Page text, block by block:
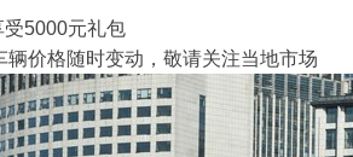
5000元礼包
辆价格随时变动，敬请关注当地市场